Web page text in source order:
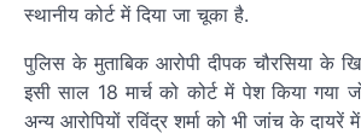
स्थानीय कोर्ट में दिया जा चूका है.
पुलिस के मुताबिक आरोपी दीपक चौरसिया के
इसी साल 18 मार्च को कोर्ट में पेश किया गया
अन्य आरोपियों रविंद्र शर्मा को भी जांच के दायरें